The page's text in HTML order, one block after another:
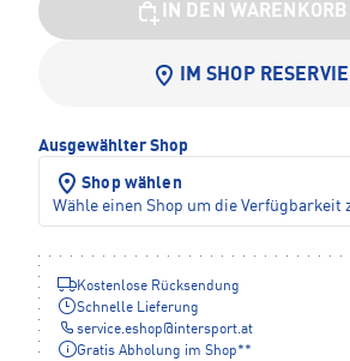
IN DEN WARENKORB
IM SHOP
Ausgewählter Shop
Shop wählen
Wähle einen Shop um die Verfügbarkeit
Kostenlose Rücksendung
Schnelle Lieferung
service.eshop@intersport.at
Gratis Abholung im Shop**